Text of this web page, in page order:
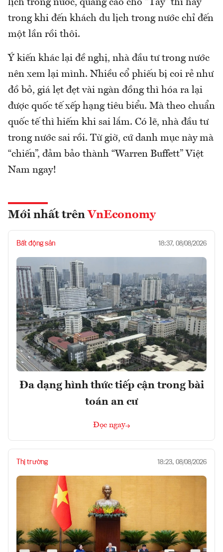
lịch trong nước, quảng cáo cho “Tây” thì hay
trong khi đến khách du lịch trong nước chỉ đến
một lần rồi thôi.
Ý kiến khác lại đề nghị, nhà đầu tư trong nước
nên xem lại mình. Nhiều cổ phiếu bị coi rẻ như
đồ bỏ, giá lẹt đẹt vài ngàn đồng thì hóa ra lại
được quốc tế xếp hạng tiêu biểu. Mà theo chuẩn
quốc tế thì hiếm khi sai lắm. Có lẽ, nhà đầu tư
trong nước sai rồi. Từ giờ, cứ danh mục này mà
“chiến”, đảm bảo thành “Warren Buffett” Việt
Nam ngay!
Mới nhất trên VnEconomy
Bất động sản 18:37, 08/08/2026
Đa dạng hình thức tiếp cận trong bài
toán an cư
Đọc ngay
Thị trường 18:23, 08/08/2026